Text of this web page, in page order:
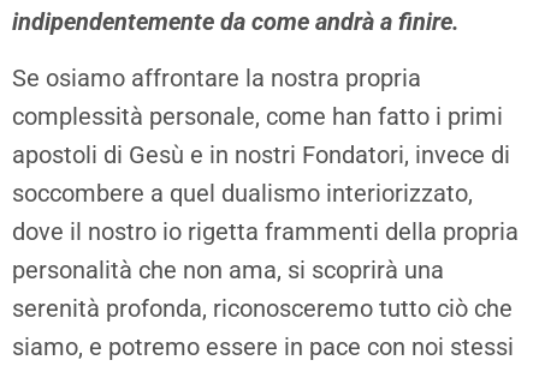
indipendentemente da come andrà a finire.
Se osiamo affrontare la nostra propria
complessità personale, come han fatto i primi
apostoli di Gesù e in nostri Fondatori, invece di
soccombere a quel dualismo interiorizzato,
dove il nostro io rigetta frammenti della propria
personalità che non ama, si scoprirà una
serenità profonda, riconosceremo tutto ciò che
siamo, e potremo essere in pace con noi stessi